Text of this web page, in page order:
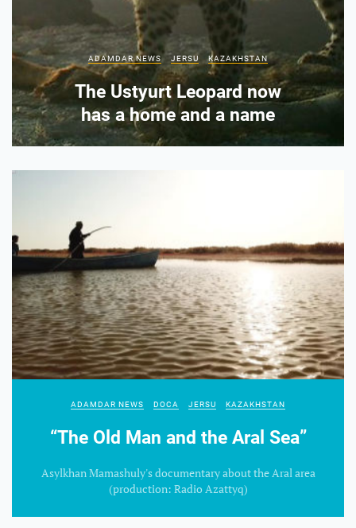
ADAMDAR NEWS JERSU KAZAKHSTAN
The Ustyurt Leopard now
has a home and a name
ADAMDAR NEWS DOCA JERSU KAZAKHSTAN
“The Old Man and the Aral Sea”
Asylkhan Mamashuly's documentary about the Aral area
(production: Radio Azattyq)